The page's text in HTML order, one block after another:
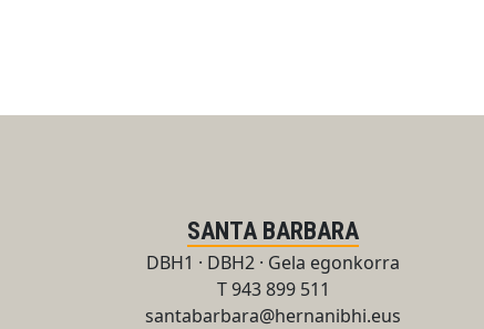
SANTA BARBARA
DBH1 · DBH2 · Gela egonkorra
T 943 899 511
santabarbara@hernanibhi.eus